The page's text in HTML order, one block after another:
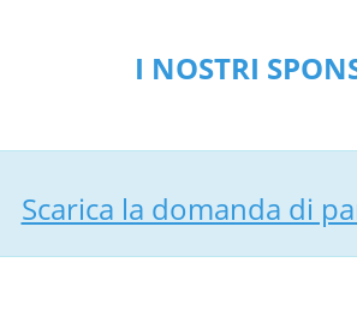
MODULISTICA
GALLERY
I NOSTRI
Scarica la domanda di